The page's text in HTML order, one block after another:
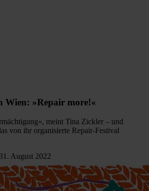
Wien: »Repair more!«
meint Tina Zickler – und
von ihr organisierte Repair-Festival
31. August 2022